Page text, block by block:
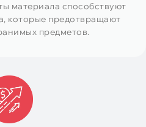
материала способствуют
которые предотвращают
предметов.